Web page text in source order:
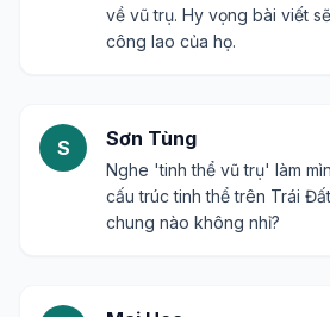
về vũ trụ. Hy vọng bài viết
công lao của họ.
S Sơn Tùng
Nghe 'tinh thể vũ trụ' làm
cấu trúc tinh thể trên Trái
chung nào không nhỉ?